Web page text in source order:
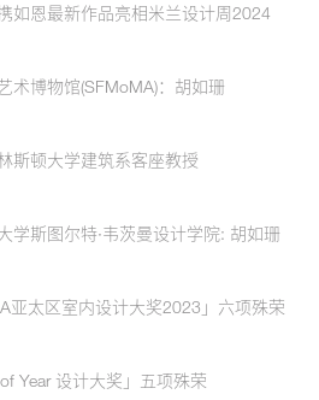
如恩最新作品亮相米兰设计周2024
术博物馆(SFMoMA)：胡如珊
斯顿大学建筑系客座教授
学斯图尔特·韦茨曼设计学院: 胡如珊
亚太区室内设计大奖2023」六项殊荣
Year 设计大奖」五项殊荣